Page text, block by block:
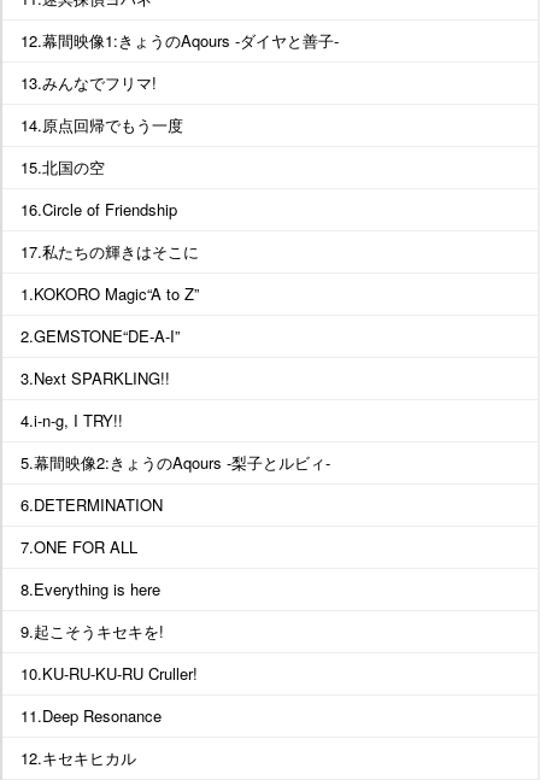
12.幕間映像1:きょうのAqours -ダイヤと善子-
13.みんなでフリマ!
14.原点回帰でもう一度
15.北国の空
16.Circle of Friendship
17.私たちの輝きはそこに
1.KOKORO Magic“A to Z”
2.GEMSTONE“DE-A-I”
3.Next SPARKLING!!
4.i-n-g, I TRY!!
5.幕間映像2:きょうのAqours -梨子とルビィ-
6.DETERMINATION
7.ONE FOR ALL
8.Everything is here
9.起こそうキセキを!
10.KU-RU-KU-RU Cruller!
11.Deep Resonance
12.キセキヒカル